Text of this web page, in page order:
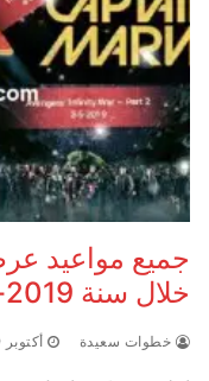
خلال سنة 2019-2020
خطوات سعيدة أكتوبر 29, 2018